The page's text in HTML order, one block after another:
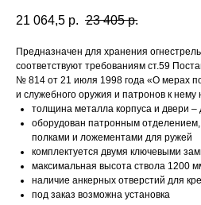
21 064,5 р. 23 405 р.
Предназначен для хранения
соответствуют требованиям ст.59
№ 814 от 21 июля 1998 года «О мерах
и служебного оружия и патронов к
толщина металла корпуса и двери –
оборудован патронным
полками и ложементами для ружей
комплектуется двумя ключевыми
максимальная высота ствола 1200
наличие анкерных отверстий для
под заказ возможна установка